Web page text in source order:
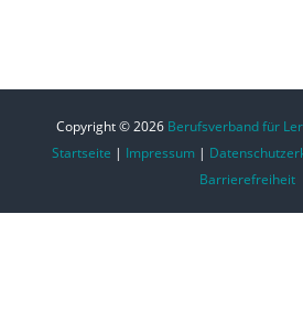
Copyright © 2026 Berufsverband für
Startseite | Impressum |
Barrierefreiheit